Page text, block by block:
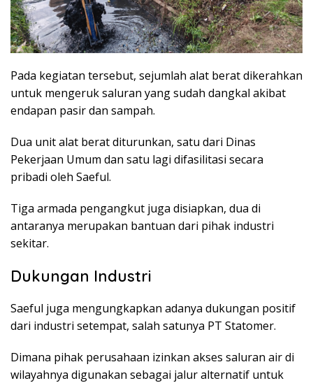
Pada kegiatan tersebut, sejumlah alat berat dikerahkan
untuk mengeruk saluran yang sudah dangkal akibat
endapan pasir dan sampah.
Dua unit alat berat diturunkan, satu dari Dinas
Pekerjaan Umum dan satu lagi difasilitasi secara
pribadi oleh Saeful.
Tiga armada pengangkut juga disiapkan, dua di
antaranya merupakan bantuan dari pihak industri
sekitar.
Dukungan Industri
Saeful juga mengungkapkan adanya dukungan positif
dari industri setempat, salah satunya PT Statomer.
Dimana pihak perusahaan izinkan akses saluran air di
wilayahnya digunakan sebagai jalur alternatif untuk